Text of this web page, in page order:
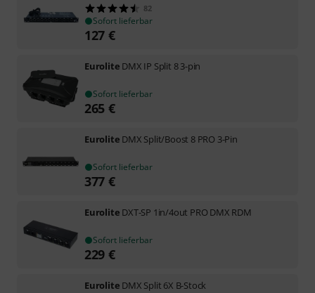
82
Sofort lieferbar
127 €
Eurolite DMX IP Split 8 3-pin
Sofort lieferbar
265 €
Eurolite DMX Split/Boost 8 PRO 3-Pin
Sofort lieferbar
377 €
Eurolite DXT-SP 1in/4out PRO DMX RDM
Sofort lieferbar
229 €
Eurolite DMX Split 6X B-Stock